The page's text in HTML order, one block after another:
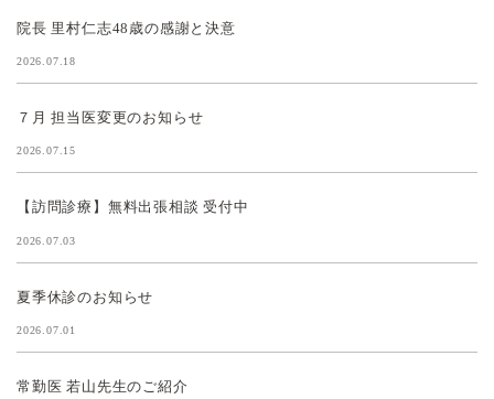
院長 里村仁志48歳の感謝と決意
2026.07.18
７月 担当医変更のお知らせ
2026.07.15
【訪問診療】無料出張相談 受付中
2026.07.03
夏季休診のお知らせ
2026.07.01
常勤医 若山先生のご紹介